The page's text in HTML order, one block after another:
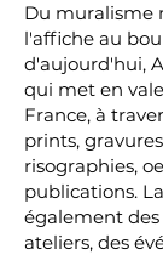
Du muralisme
l'affiche au
d'aujourd'hui,
qui met en
France, à
prints,
risographies,
publications.
également des
ateliers, des